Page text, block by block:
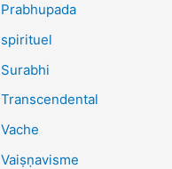
Prabhupada
spirituel
Surabhi
Transcendental
Vache
Vaiṣṇavisme